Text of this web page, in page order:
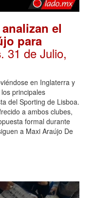
el
para
. 31 de Julio,
en Inglaterra y
principales
del Sporting de Lisboa.
a ambos clubes,
formal durante
a Maxi Araújo De